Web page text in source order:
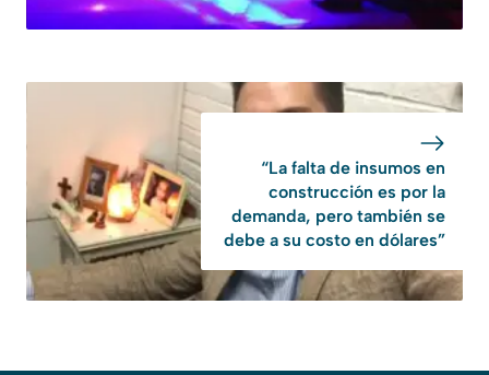
“La falta de insumos en
construcción es por la
demanda, pero también se
debe a su costo en dólares”